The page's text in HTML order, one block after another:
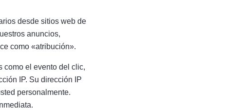
desde sitios web de
anuncios,
como «atribución».
como el evento del clic,
IP. Su dirección IP
personalmente.